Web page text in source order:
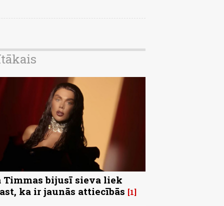
Timmas bijusī sieva liek
ka ir jaunās attiecībās 1